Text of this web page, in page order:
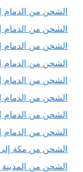
الشحن من الدمام
الشحن من الدمام
الشحن من الدمام
الشحن من الدمام
الشحن من الدمام
الشحن من الدمام
الشحن من
الشحن من الدمام
الشحن من مكة إلى
الشحن من المدينة